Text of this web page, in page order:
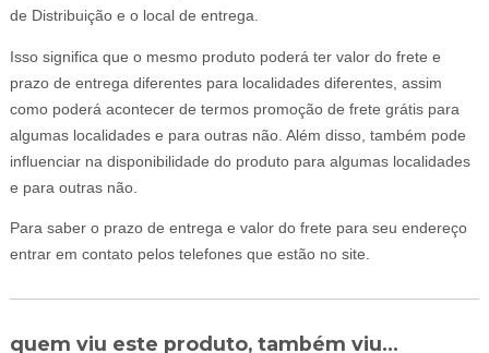
de Distribuição e o local de entrega.
Isso significa que o mesmo produto poderá ter valor do frete e
prazo de entrega diferentes para localidades diferentes, assim
como poderá acontecer de termos promoção de frete grátis para
algumas localidades e para outras não. Além disso, também pode
influenciar na disponibilidade do produto para algumas localidades
e para outras não.
Para saber o prazo de entrega e valor do frete para seu endereço
entrar em contato pelos telefones que estão no site.
quem viu este produto, também viu...